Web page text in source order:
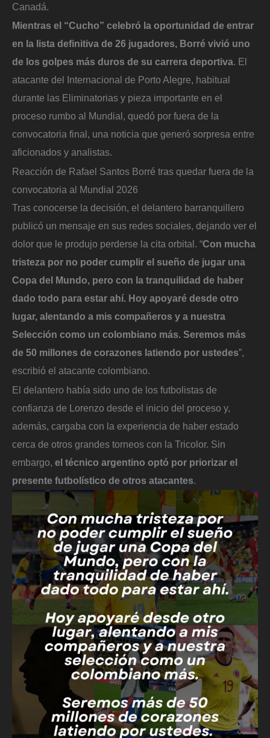
Canadá.
Mientras el “Cucho” celebró la oportunidad de entrar
en la lista definitiva de 26 jugadores, Borré vivió uno
de los golpes más duros de su carrera deportiva. El
atacante del Internacional de Porto Alegre, habitual
durante las Eliminatorias y pieza importante en el
proceso rumbo al Mundial, quedó por fuera de la
convocatoria final, una noticia que generó sorpresa entre
aficionados y analistas.
Reacción de Rafael Santos Borré tras quedar fuera de la
convocatoria al Mundial 2026
Tras conocerse la decisión, el delantero barranquillero
publicó un mensaje en sus redes sociales, dejando ver el
dolor que le produjo perderse la cita orbital. “Con mucha
tristeza por no poder cumplir el sueño de jugar una
Copa del Mundo, pero con la tranquilidad de haber
dado todo para estar ahí. Hoy apoyaré desde otro
lugar, alentando a mis compañeros y a nuestra
Selección como un colombiano más. Seremos más
de 50 millones de corazones latiendo por ustedes”,
escribió el atacante colombiano.
El delantero había sido uno de los futbolistas de
confianza de Lorenzo desde el inicio del proceso y,
además, cargaba con la experiencia de haber estado
cerca de otros grandes torneos con la Tricolor. Sin
embargo, el técnico argentino optó por priorizar el
presente futbolístico de otros atacantes.